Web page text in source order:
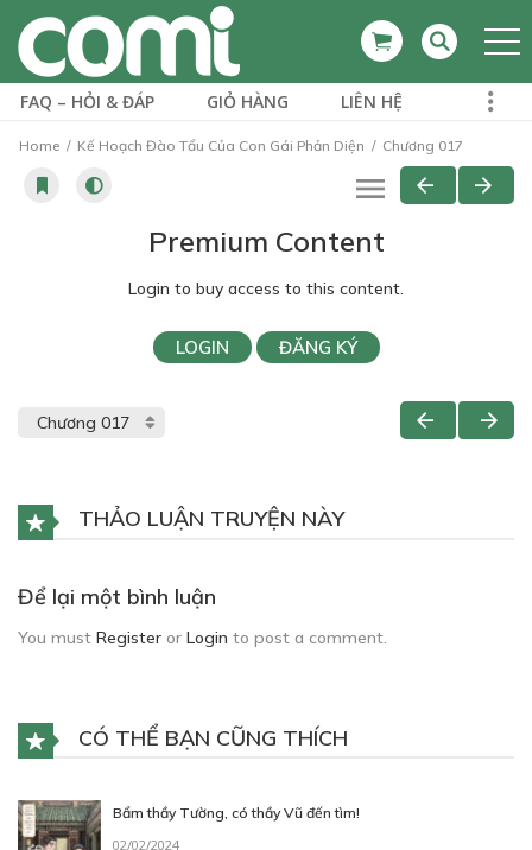
FAQ – HỎI & ĐÁP GIỎ HÀNG LIÊN HỆ
Home Kế Hoạch Đào Tẩu Của Con Gái Phản Diện Chương 017
Premium Content
Login to buy access to this content.
LOGIN ĐĂNG KÝ
THẢO LUẬN TRUYỆN NÀY
Để lại một bình luận
You must Register or Login to post a comment.
CÓ THỂ BẠN CŨNG THÍCH
Bẩm thầy Tường, có thầy Vũ đến tìm!
02/02/2024